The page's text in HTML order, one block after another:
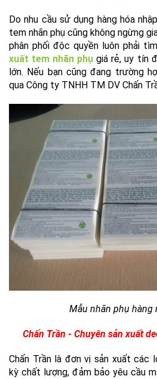
Do nhu cầu sử dụng hàng hóa
tem nhãn phụ cũng không ngừng
phân phối độc quyền luôn phải
xuất tem nhãn phụ giá rẻ, uy tín
lớn. Nếu bạn cũng đang trường
qua Công ty TNHH TM DV Chấn
Mẫu nhãn phụ hàng
Chấn Trần - Chuyên sản xuất
Chấn Trần là đơn vị sản xuất các
kỳ chất lượng, đảm bảo yêu cầu